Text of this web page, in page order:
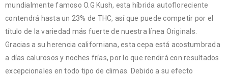
mundialmente famoso O.G Kush, esta híbrida autofloreciente
contendrá hasta un 23% de THC, así que puede competir por el
título de la variedad más fuerte de nuestra línea Originals.
Gracias a su herencia californiana, esta cepa está acostumbrada
a días calurosos y noches frías, por lo que rendirá con resultados
excepcionales en todo tipo de climas. Debido a su efecto